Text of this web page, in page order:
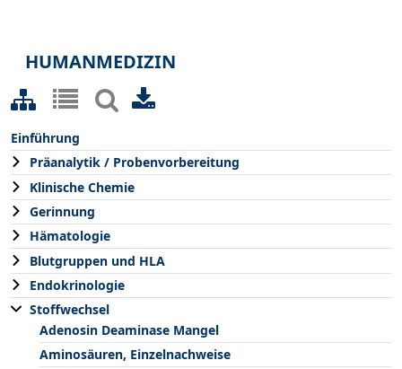
HUMANMEDIZIN
Einführung
Präanalytik / Probenvorbereitung
Klinische Chemie
Gerinnung
Hämatologie
Blutgruppen und HLA
Endokrinologie
Stoffwechsel
Adenosin Deaminase Mangel
Aminosäuren, Einzelnachweise